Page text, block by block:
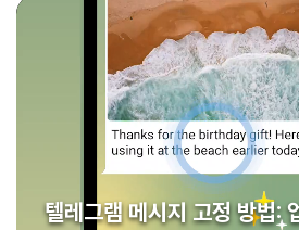
텔레그램 메시지 고정 방법